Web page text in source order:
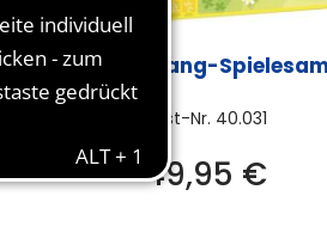
Klang-
Best-Nr. 40.031
49,95 €